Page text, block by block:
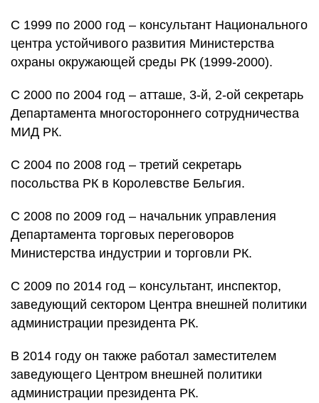
С 1999 по 2000 год – консультант Национального
центра устойчивого развития Министерства
охраны окружающей среды РК (1999-2000).
С 2000 по 2004 год – атташе, 3-й, 2-ой секретарь
Департамента многостороннего сотрудничества
МИД РК.
С 2004 по 2008 год – третий секретарь
посольства РК в Королевстве Бельгия.
С 2008 по 2009 год – начальник управления
Департамента торговых переговоров
Министерства индустрии и торговли РК.
С 2009 по 2014 год – консультант, инспектор,
заведующий сектором Центра внешней политики
администрации президента РК.
В 2014 году он также работал заместителем
заведующего Центром внешней политики
администрации президента РК.